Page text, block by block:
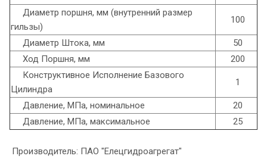
Диаметр поршня, мм (внутренний размер
гильзы)
100
Диаметр Штока, мм
50
Ход Поршня, мм
200
Конструктивное Исполнение Базового
Цилиндра
1
Давление, МПа, номинальное
20
Давление, МПа, максимальное
25
Производитель: ПАО "Елецгидроагрегат"